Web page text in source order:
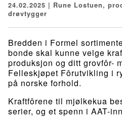
24.02.2025 | Rune Lostuen,
drøvtygger
Bredden i Formel
bonde skal kunne velge
produksjon og ditt grovfôr-
Felleskjøpet Fôrutvikling i
på norske forhold.
Kraftfôrene til mjølkekua
serier, og et spenn i AAT-